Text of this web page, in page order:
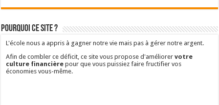
Pourquoi ce site ?
L'école nous a appris à gagner notre vie mais pas à gérer notre argent.
Afin de combler ce déficit, ce site vous propose d'améliorervotre
culture financière pour que vous puissiez faire fructifier vos
économies vous-même.